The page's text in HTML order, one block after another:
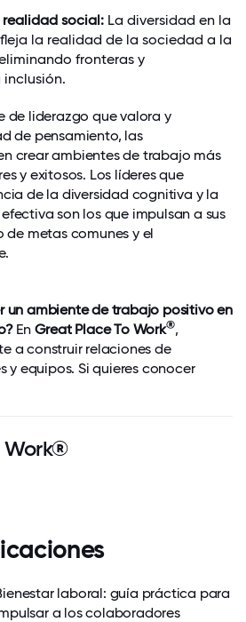
social: La diversidad en la
la realidad de la sociedad a la
fronteras y
de liderazgo que valora y
de pensamiento, las
crear ambientes de trabajo más
y exitosos. Los líderes que
de la diversidad cognitiva y la
son los que impulsan a sus
metas comunes y el
un ambiente de trabajo positivo en
En Great Place To Work®,
a construir relaciones de
y equipos. Si quieres conocer
Work®
laboral: guía práctica para
a los colaboradores